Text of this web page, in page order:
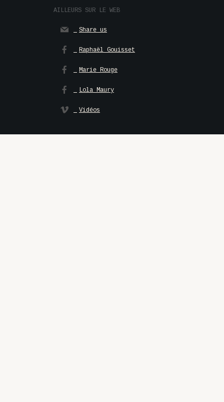
AILLEURS SUR LE WEB
Share us
Raphaël Gouisset
Marie Rouge
Lola Maury
Vidéos